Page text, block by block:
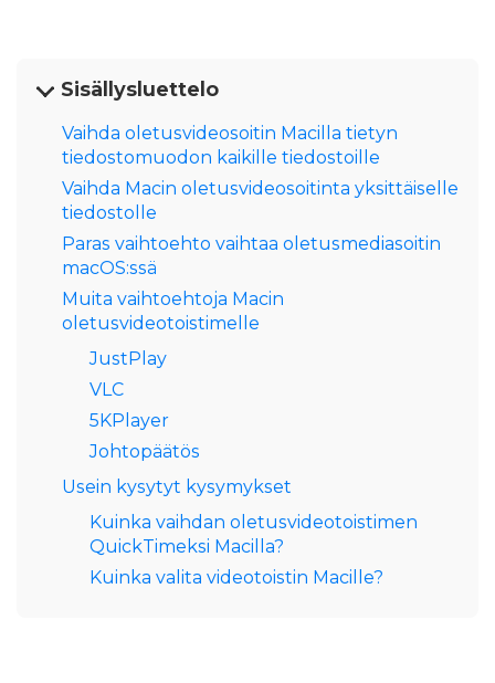
Sisällysluettelo
Vaihda oletusvideosoitin Macilla tietyn
tiedostomuodon kaikille tiedostoille
Vaihda Macin oletusvideosoitinta yksittäiselle
tiedostolle
Paras vaihtoehto vaihtaa oletusmediasoitin
macOS:ssä
Muita vaihtoehtoja Macin
oletusvideotoistimelle
JustPlay
VLC
5KPlayer
Johtopäätös
Usein kysytyt kysymykset
Kuinka vaihdan oletusvideotoistimen
QuickTimeksi Macilla?
Kuinka valita videotoistin Macille?